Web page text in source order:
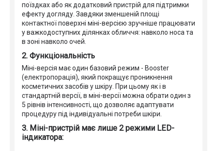
поїздках або як додатковий пристрій для підтримки
ефекту догляду. Завдяки зменшеній площі
контактної поверхні міні-версією зручніше працювати
у важкодоступних ділянках обличчя: навколо носа та
в зоні навколо очей.
2. Функціональність
Міні-версія має один базовий режим - Booster
(електропорація), який покращує проникнення
косметичних засобів у шкіру. При цьому як і в
стандартній версії, в міні-версії можна обрати один з
5 рівнів інтенсивності, що дозволяє адаптувати
процедуру під індивідуальні потреби шкіри.
3. Міні-пристрій має лише 2 режими LED-
індикатора: